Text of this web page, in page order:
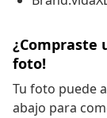
¿Compraste
foto!
Tu foto puede
abajo para